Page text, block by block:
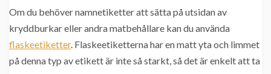
Om du behöver namnetiketter att sätta på utsidan av
kryddburkar eller andra matbehållare kan du använda
flaskeetiketter. Flaskeetiketterna har en matt yta och limmet
på denna typ av etikett är inte så starkt, så det är enkelt att ta